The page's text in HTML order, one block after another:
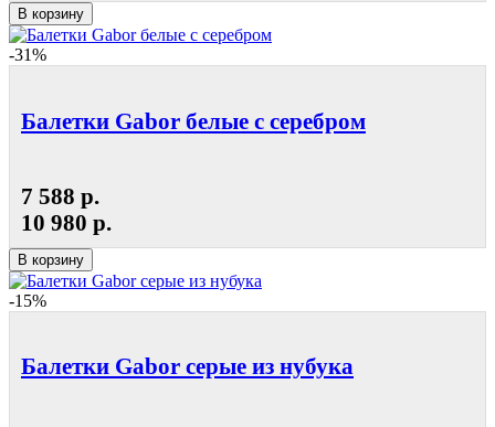
В корзину
-31%
Балетки Gabor белые с серебром
7 588 р.
10 980 р.
В корзину
-15%
Балетки Gabor серые из нубука